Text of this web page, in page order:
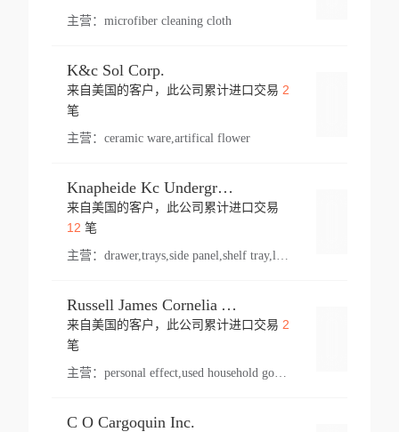
主营： microfiber cleaning cloth
K&c Sol Corp.
来自美国的客户，此公司累计进口交易 2
笔
主营： ceramic ware,artifical flower
Knapheide Kc Underground
来自美国的客户，此公司累计进口交易
12 笔
主营：
Russell James Cornelia Arlington Va
来自美国的客户，此公司累计进口交易 2
笔
主营： personal effect,used household goods
C O Cargoquin Inc.